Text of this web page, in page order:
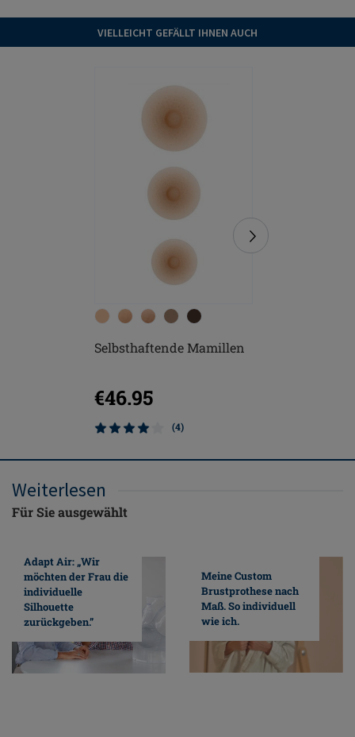
VIELLEICHT GEFÄLLT IHNEN AUCH
Selbsthaftende Mamillen
€46.95
(4)
Weiterlesen
Für Sie ausgewählt
Adapt Air: „Wir
möchten der Frau die
individuelle
Silhouette
zurückgeben.”
Meine Custom
Brustprothese nach
Maß. So individuell
wie ich.